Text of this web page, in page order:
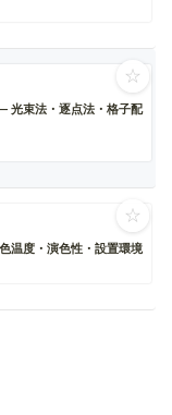
光束法・逐点法・格子配
☆
温度・演色性・設置環境
☆